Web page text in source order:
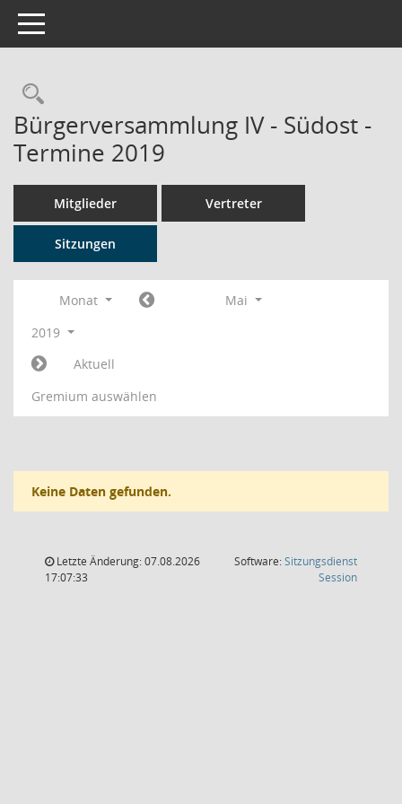
Toggle navigation
Rechercheauswahl
Bürgerversammlung IV - Südost -
Termine 2019
Mitglieder Vertreter
Sitzungen
Monat
Mai
2019
Aktuell
Gremium auswählen
Keine Daten gefunden.
Letzte Änderung: 07.08.2026
17:07:33
Software:Sitzungsdienst
Session(Wird in